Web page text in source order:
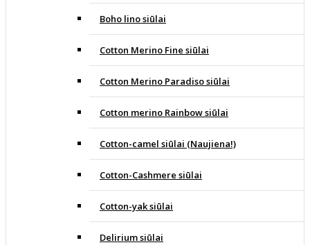
Boho lino siūlai
Cotton Merino Fine siūlai
Cotton Merino Paradiso siūlai
Cotton merino Rainbow siūlai
Cotton-camel siūlai (Naujiena!)
Cotton-Cashmere siūlai
Cotton-yak siūlai
Delirium siūlai